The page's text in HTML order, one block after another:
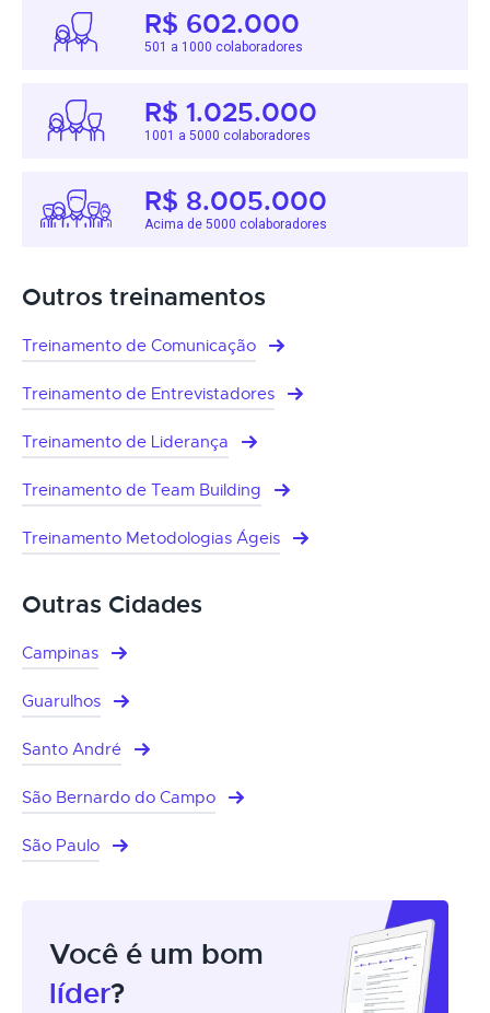
R$ 602.000
501 a 1000 colaboradores
R$ 1.025.000
1001 a 5000 colaboradores
R$ 8.005.000
Acima de 5000 colaboradores
Outros treinamentos
Treinamento de Comunicação
Treinamento de Entrevistadores
Treinamento de Liderança
Treinamento de Team Building
Treinamento Metodologias Ágeis
Outras Cidades
Campinas
Guarulhos
Santo André
São Bernardo do Campo
São Paulo
Você é um bom
líder?